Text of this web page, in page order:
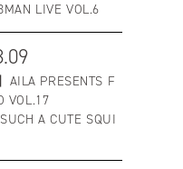
LIVE VOL.6
AILA PRESENTS F
VOL.17
SUCH A CUTE SQUI